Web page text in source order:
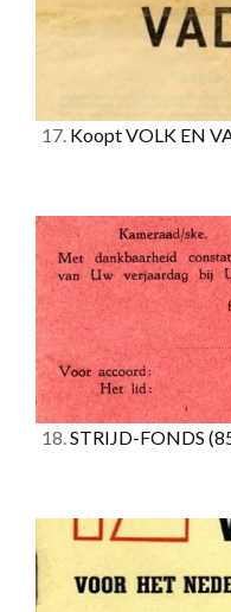
17. Koopt VOLK EN
18.STRIJD-FONDS